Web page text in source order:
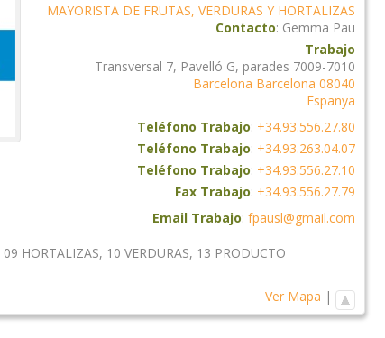
MAYORISTA DE FRUTAS, VERDURAS Y HORTALIZAS
Contacto: Gemma Pau
Trabajo
Transversal 7, Pavelló G, parades 7009-7010
Barcelona Barcelona 08040
Espanya
Teléfono Trabajo: +34.93.556.27.80
Teléfono Trabajo: +34.93.263.04.07
Teléfono Trabajo: +34.93.556.27.10
Fax Trabajo: +34.93.556.27.79
Email Trabajo: fpausl@gmail.com
09 HORTALIZAS, 10 VERDURAS, 13 PRODUCTO
Ver Mapa |